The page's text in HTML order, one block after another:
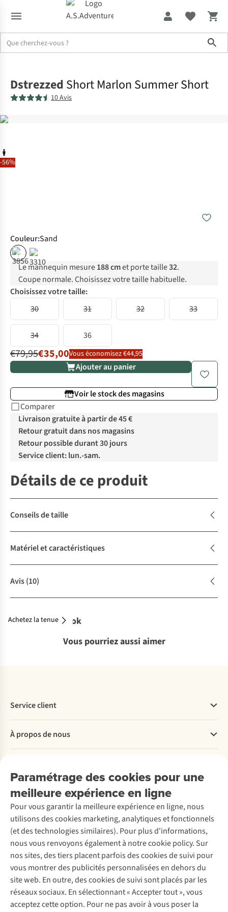
-56%
Dstrezzed Short Marlon Summer Short
10 Avis
Couleur:Sand
% %
Le mannequin mesure188 cmet porte taille32.
Coupe normale. Choisissez votre taille habituelle.
Choisissez votre taille:
30
31 32 33
34 36
€79,95€35,00Vous économisez €44,95
Ajouter au panier
Voir le stock des magasins
Comparer
Livraison gratuite à partir de 45 €
Retour gratuit dans nos magasins
Retour possible durant 30 jours
Service client: lun.-sam.
Détails de ce produit
Conseils de taille
Matériel et caractéristiques
Avis(10)
Complétez le look
Achetez la tenue
Vous pourriez aussi aimer
Paramétrage des cookies pour une
meilleure expérience en ligne
Pour vous garantir la meilleure expérience en ligne, nous
utilisons des cookies marketing, analytiques et fonctionnels
(et des technologies similaires). Pour plus d'informations,
nous vous renvoyons également à notre cookie policy. Sur
nos sites, des tiers placent parfois des cookies de suivi pour
vous montrer des publicités personnalisées en dehors du
site web. En outre, des cookies de suivi sont placés par les
réseaux sociaux. En sélectionnant « Accepter tout », vous
acceptez cette option. Pour ne pas avoir à vous poser la
Service client
Commander
Payer
Retourner
Rétractation d'une commande
Entretien & réparations
Garantie
Contactez-nous
À propos de nous
Entreprise responsable
À propos d’Ayacucho
Nos magasins
À propos d’A.S.Adventure
Déclaration d'accessibilité
Location / Location sports d’hiver
Seconde-main
Entretien de ski
Service de lavage
Entretien de chaussures
Réparation de chaussures
Réparation de vêtements
Retouches
Pour les entreprises
Découvrez
A.S.Magazine
Explore Camp
Expertise & conseils
Abonnez-vous à la newsletter
Suivez-nous